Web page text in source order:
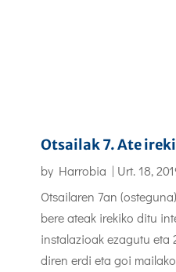
Otsailak 7. Ate
by Harrobia | Urt. 18,
Otsailaren 7an
bere ateak irekiko ditu
instalazioak ezagutu eta
diren erdi eta goi